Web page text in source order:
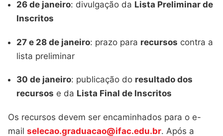
26 de janeiro: divulgação da Lista Preliminar de
Inscritos
27 e 28 de janeiro: prazo para recursos contra a
lista preliminar
30 de janeiro: publicação do resultado dos
recursos e da Lista Final de Inscritos
Os recursos devem ser encaminhados para o e-
mail selecao.graduacao@ifac.edu.br. Após a